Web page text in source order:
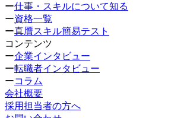
ー仕事・スキルについて知る
ー資格一覧
ー真贋スキル簡易テスト
コンテンツ
ー企業インタビュー
ー転職者インタビュー
ーコラム
会社概要
採用担当者の方へ